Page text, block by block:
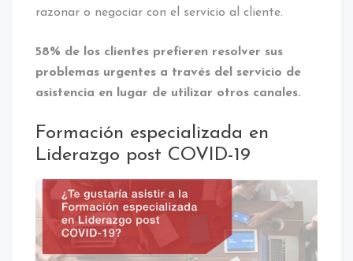
razonar o negociar con el servicio al cliente.
58% de los clientes prefieren resolver sus
problemas urgentes a través del servicio de
asistencia en lugar de utilizar otros canales.
Formación especializada en
Liderazgo post COVID-19